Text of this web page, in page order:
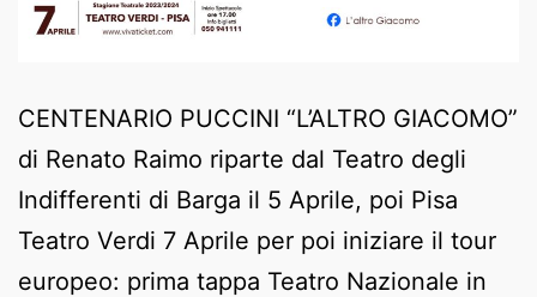
CENTENARIO PUCCINI “L’ALTRO GIACOMO”
di Renato Raimo riparte dal Teatro degli
Indifferenti di Barga il 5 Aprile, poi Pisa
Teatro Verdi 7 Aprile per poi iniziare il tour
europeo: prima tappa Teatro Nazionale in